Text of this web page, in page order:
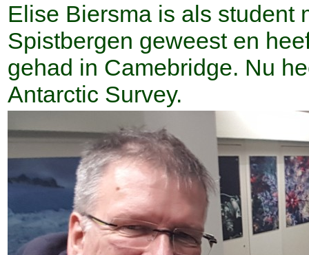
Elise Biersma is als student
Spistbergen geweest en
gehad in Camebridge. Nu
Antarctic Survey.